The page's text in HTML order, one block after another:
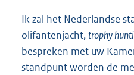
Ik zal het Nederlandse
olifantenjacht,trophy
bespreken met uw
standpunt worden de